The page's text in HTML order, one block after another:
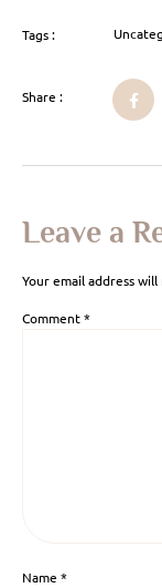
Tags :
Share :
Leave a
Your email address
Comment*
Name *